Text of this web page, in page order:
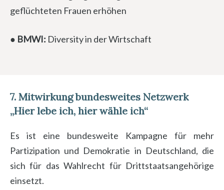
geflüchteten Frauen erhöhen
● BMWI: Diversity in der Wirtschaft
7. Mitwirkung bundesweites Netzwerk
„Hier lebe ich, hier wähle ich“
Es ist eine bundesweite Kampagne für mehr
Partizipation und Demokratie in Deutschland, die
sich für das Wahlrecht für Drittstaatsangehörige
einsetzt.